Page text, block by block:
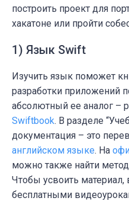
построить проект для
хакатоне или пройти
1) Язык Swift
Изучить язык поможет
разработки приложений
абсолютный ее аналог –
Swiftbook. В разделе
документация – это
английском языке. На
можно также найти
Чтобы усвоить материал,
бесплатными